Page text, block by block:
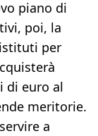
piano di
poi, la
per
di euro al
meritorie.
a